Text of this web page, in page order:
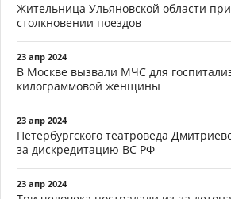
Жительница Ульяновской области
столкновении поездов
23 апр 2024
В Москве вызвали МЧС для
килограммовой женщины
23 апр 2024
Петербургского театроведа
за дискредитацию ВС РФ
23 апр 2024